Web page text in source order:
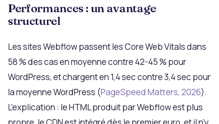
Performances : un avantage
structurel
Les sites Webflow passent les Core Web Vitals dans
58 % des cas en moyenne contre 42-45 % pour
WordPress, et chargent en 1,4 sec contre 3,4 sec pour
la moyenne WordPress (PageSpeed Matters, 2026).
L’explication : le HTML produit par Webflow est plus